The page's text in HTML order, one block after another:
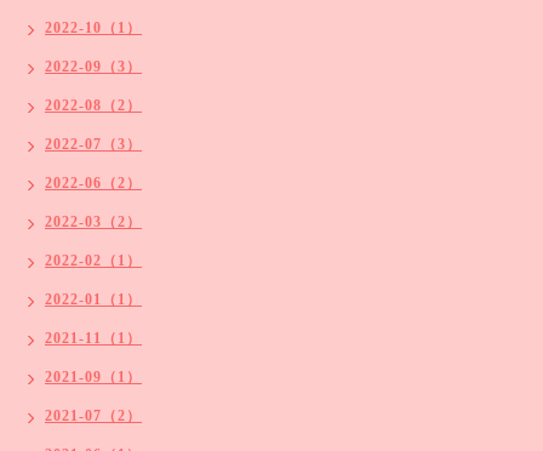
2022-10（1）
2022-09（3）
2022-08（2）
2022-07（3）
2022-06（2）
2022-03（2）
2022-02（1）
2022-01（1）
2021-11（1）
2021-09（1）
2021-07（2）